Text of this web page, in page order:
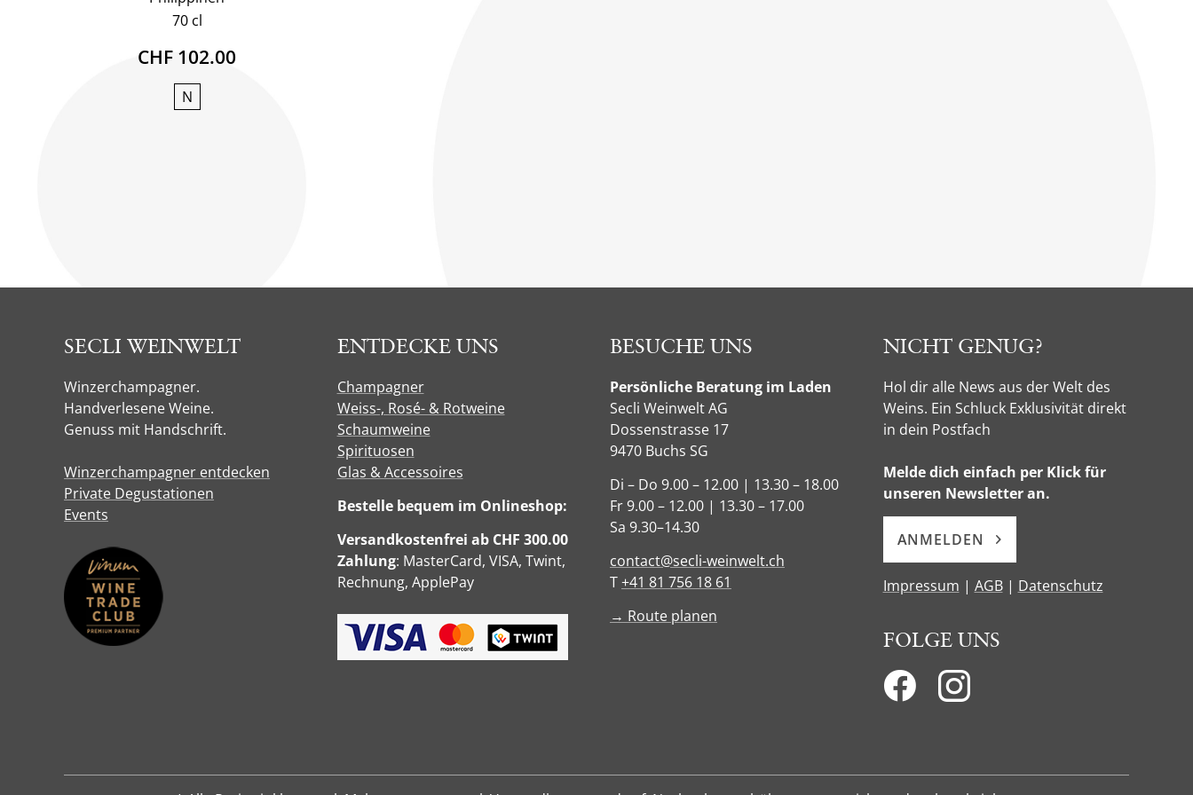
70 cl
CHF 102.00
N
SECLI WEINWELT
Winzerchampagner.
Handverlesene Weine.
Genuss mit Handschrift.
Winzerchampagner entdecken
Private Degustationen
Events
ENTDECKE UNS
Champagner
Weiss-, Rosé- & Rotweine
Schaumweine
Spirituosen
Glas & Accessoires
Bestelle bequem im Onlineshop:
Versandkostenfrei ab CHF 300.00
Zahlung: MasterCard, VISA, Twint,
Rechnung, ApplePay
BESUCHE UNS
Persönliche Beratung im Laden
Secli Weinwelt AG
Dossenstrasse 17
9470 Buchs SG
Di – Do 9.00 – 12.00 | 13.30 – 18.00
Fr 9.00 – 12.00 | 13.30 – 17.00
Sa 9.30–14.30
contact@secli-weinwelt.ch
T+41 81 756 18 61
→ Route planen
NICHT GENUG?
Hol dir alle News aus der Welt des
Weins. Ein Schluck Exklusivität direkt
in dein Postfach
Melde dich einfach per Klick für
unseren Newsletter an.
ANMELDEN
Impressum | AGB| Datenschutz
FOLGE UNS